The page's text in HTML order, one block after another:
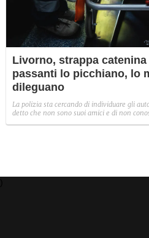
Livorno, strappa
passanti lo picchiano, lo
dileguano
La polizia sta cercando di individuare gli
detto che non sono suoi amici e di non